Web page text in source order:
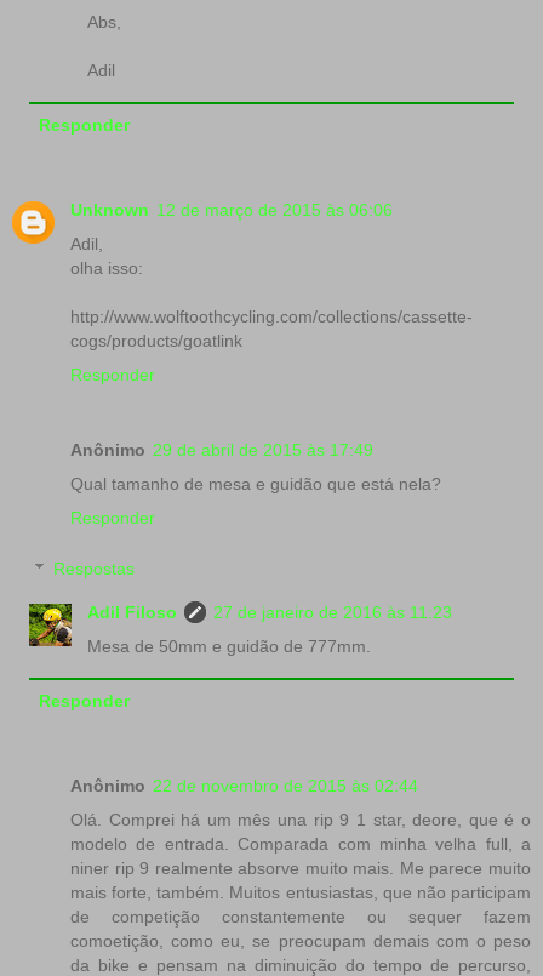
Abs,
Adil
Responder
Unknown 12 de março de 2015 às 06:06
Adil,
olha isso:
http://www.wolftoothcycling.com/collections/cassette-
cogs/products/goatlink
Responder
Anônimo 29 de abril de 2015 às 17:49
Qual tamanho de mesa e guidão que está nela?
Responder
Respostas
Adil Filoso
27 de janeiro de 2016 às 11:23
Mesa de 50mm e guidão de 777mm.
Responder
Anônimo 22 de novembro de 2015 às 02:44
Olá. Comprei há um mês una rip 9 1 star, deore, que é o
modelo de entrada. Comparada com minha velha full, a
niner rip 9 realmente absorve muito mais. Me parece muito
mais forte, também. Muitos entusiastas, que não participam
de competição constantemente ou sequer fazem
comoetição, como eu, se preocupam demais com o peso
da bike e pensam na diminuição do tempo de percurso,